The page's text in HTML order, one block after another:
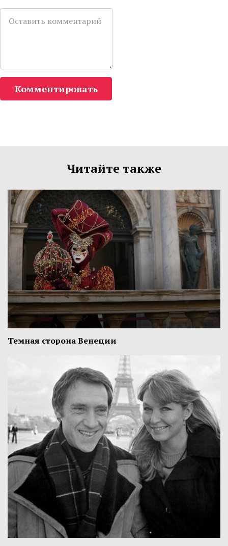
Комментировать
Читайте также
Темная сторона Венеции